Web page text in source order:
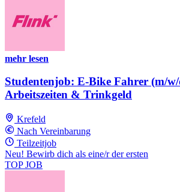
mehr lesen
Studentenjob: E-Bike Fahrer (m/
Arbeitszeiten & Trinkgeld
Krefeld
Nach Vereinbarung
Teilzeitjob
Neu! Bewirb dich als eine/r der ersten
TOP JOB